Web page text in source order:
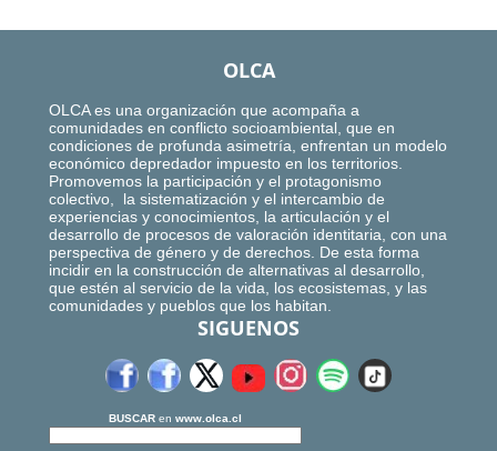
OLCA
OLCA es una organización que acompaña a
comunidades en conflicto socioambiental, que en
condiciones de profunda asimetría, enfrentan un modelo
económico depredador impuesto en los territorios.
Promovemos la participación y el protagonismo
colectivo, la sistematización y el intercambio de
experiencias y conocimientos, la articulación y el
desarrollo de procesos de valoración identitaria, con una
perspectiva de género y de derechos. De esta forma
incidir en la construcción de alternativas al desarrollo,
que estén al servicio de la vida, los ecosistemas, y las
comunidades y pueblos que los habitan.
SIGUENOS
BUSCAR en www.olca.cl